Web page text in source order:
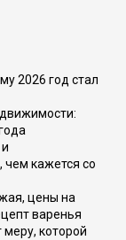
2026 год стал
чем кажется со
цены на
варенья
меру, которой